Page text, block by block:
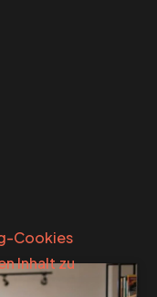
Cookies
Inhalt zu